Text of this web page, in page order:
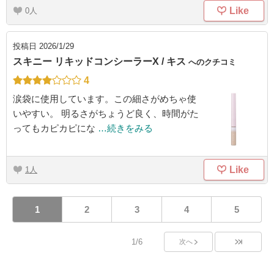
0 Like
投稿日 2026/1/29
スキニー リキッドコンシーラーX / キス へのクチコミ
4
涙袋に使用しています。この細さがめちゃ使
いやすい。 明るさがちょうど良く、時間がた
ってもカピカピにな …続きをみる
1 Like
1 2 3 4 5
1/6 次へ